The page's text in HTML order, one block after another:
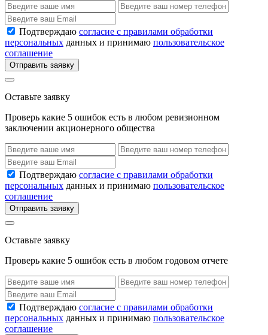
Подтверждаю согласие с правилами обработки
персональных данных и принимаю пользовательское
соглашение
Отправить заявку
Оставьте заявку
Проверь какие 5 ошибок есть в любом ревизионном
заключении акционерного общества
Подтверждаю согласие с правилами обработки
персональных данных и принимаю пользовательское
соглашение
Отправить заявку
Оставьте заявку
Проверь какие 5 ошибок есть в любом годовом отчете
Подтверждаю согласие с правилами обработки
персональных данных и принимаю пользовательское
соглашение